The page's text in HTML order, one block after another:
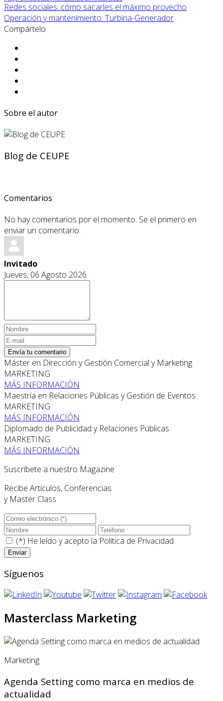
Redes sociales: cómo sacarles el máximo provecho
Operación y mantenimiento: Turbina-Generador
Compártelo
Sobre el autor
Blog de CEUPE
Comentarios
No hay comentarios por el momento. Se el primero en
enviar un comentario.
Invitado
Jueves, 06 Agosto 2026
Envía tu comentario
Máster en Dirección y Gestión Comercial y Marketing
MARKETING
MÁS INFORMACIÓN
Maestría en Relaciones Públicas y Gestión de Eventos
MARKETING
MÁS INFORMACIÓN
Diplomado de Publicidad y Relaciones Públicas
MARKETING
MÁS INFORMACIÓN
Suscríbete a nuestro Magazine
Recibe Artículos, Conferencias
y Master Class
(*) He leído y acepto la Politica de Privacidad
Síguenos
Masterclass Marketing
Marketing
Agenda Setting como marca en medios de
actualidad